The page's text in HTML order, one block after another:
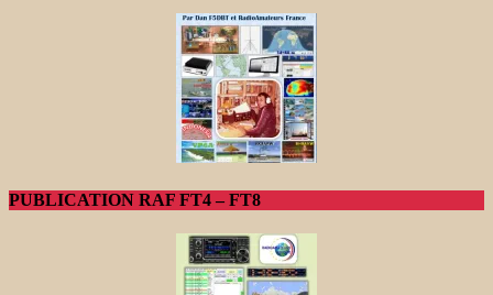
PUBLICATION RAF FT4 – FT8